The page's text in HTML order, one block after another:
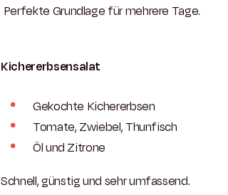
Perfekte Grundlage für mehrere Tage.
Kichererbsensalat
Gekochte Kichererbsen
Tomate, Zwiebel, Thunfisch
Öl und Zitrone
Schnell, günstig und sehr umfassend.